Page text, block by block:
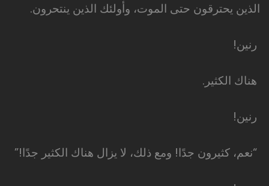
الذين يحترقون حتى الموت، وأولئك الذين ينتحرون.
رنين!
هناك الكثير.
رنين!
“نعم، كثيرون جدًا! ومع ذلك، لا يزال هناك الكثير جدًا!”